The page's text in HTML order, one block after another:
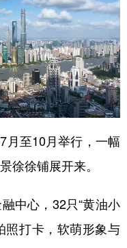
原创 长三角频道
至10月举行，一幅
徐徐铺展开来。
中心，32只“黄油小
照打卡，软萌形象与